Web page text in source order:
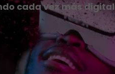
cada vez más